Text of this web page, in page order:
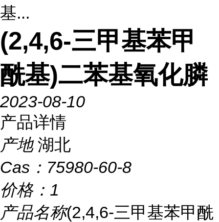
基...
(2,4,6-三甲基苯甲
酰基)二苯基氧化膦
2023-08-10
产品详情
产地 湖北
Cas： 75980-60-8
价格： 1
产品名称(2,4,6-三甲基苯甲酰